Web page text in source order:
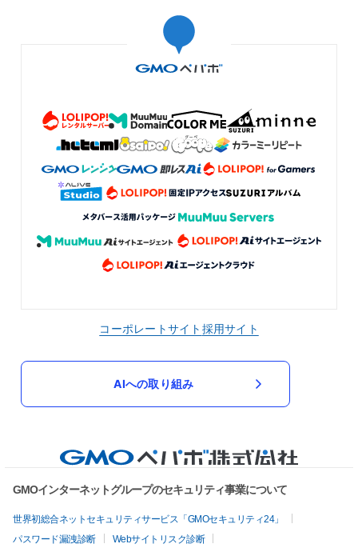
コーポレートサイト 採用サイト
AIへの取り組み
GMOインターネットグループのセキュリティ事業について
世界初総合ネットセキュリティサービス「GMOセキュリティ24」
パスワード漏洩診断
Webサイトリスク診断